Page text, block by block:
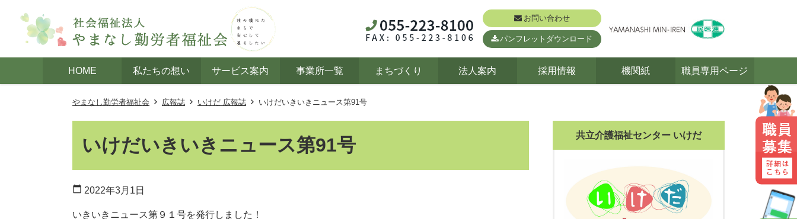
お問い合わせ
パンフレットダウンロード
HOME 私たちの想い サービス案内 事業所一覧 まちづくり 法人案内 採用情報 機関紙 職員専用ページ
やまなし勤労者福祉会 広報誌 いけだ 広報誌 いけだいきいきニュース第91号
いけだいきいきニュース第91号
calendar_today 2022年3月1日
いきいきニュース第９１号を発行しました！
共立介護福祉センター いけだ